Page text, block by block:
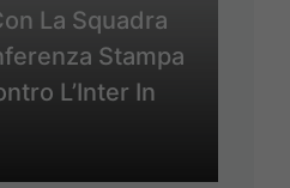
La Squadra
Stampa
L’Inter In